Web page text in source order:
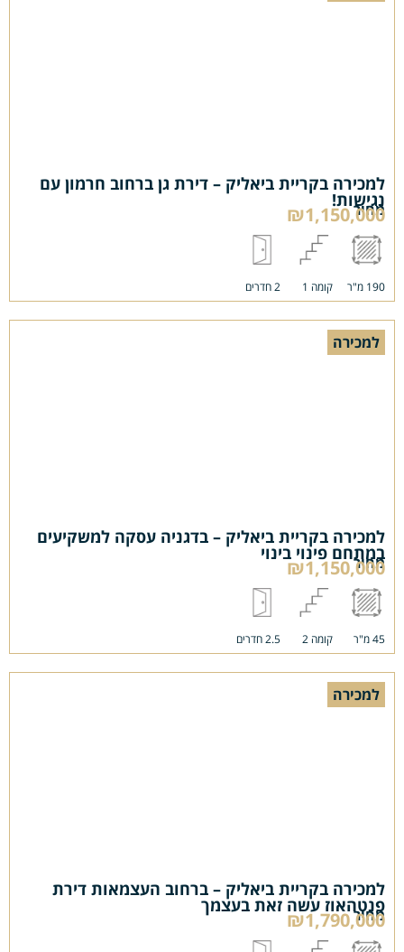
למכירה בקריית ביאליק – דירת גן ברחוב חרמון עם
נגישות!
מחיר
₪1,150,000
190 מ"ר קומה 1 2 חדרים
למכירה
למכירה בקריית ביאליק – בדגניה עסקה למשקיעים
במתחם פינוי בינוי
מחיר
₪1,150,000
45 מ"ר קומה 2 2.5 חדרים
למכירה
למכירה בקריית ביאליק – ברחוב העצמאות דירת
פנטהאוז עשה זאת בעצמך
מחיר
₪1,790,000